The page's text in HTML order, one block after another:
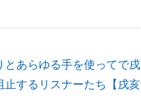
とあらゆる手を使ってで戌
止するリスナーたち【戌亥